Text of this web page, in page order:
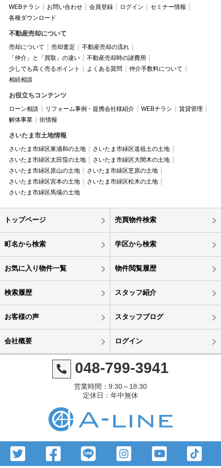
WEBチラシ
お問い合わせ 会員登録 ログイン
セミナー情報
各種ダウンロード
不動産売却について
売却について 売却査定
不動産売却の流れ
「仲介」と「買取」の違い
不動産売却時の諸費用
少しでも高く売るポイント
よくある質問
仲介手数料について
相続相談
お役立ちコンテンツ
ローン相談 リフォーム事例・提携会社様紹介 WEBチラシ
賃貸管理
解体事業
街情報
さいたま市土地情報
さいたま市緑区東浦和の土地
さいたま市緑区道祖土の土地
さいたま市緑区太田窪の土地
さいたま市緑区大間木の土地
さいたま市緑区原山の土地
さいたま市緑区芝原の土地
さいたま市緑区宮本の土地
さいたま市緑区松木の土地
さいたま市緑区馬場の土地
トップページ 売買物件検索
町名から検索 学区から検索
お気に入り物件一覧 物件閲覧履歴
検索履歴 スタッフ紹介
お客様の声 スタッフブログ
会社概要 ログイン
048-799-3941
営業時間：9:30～18:30
定休日：年中無休